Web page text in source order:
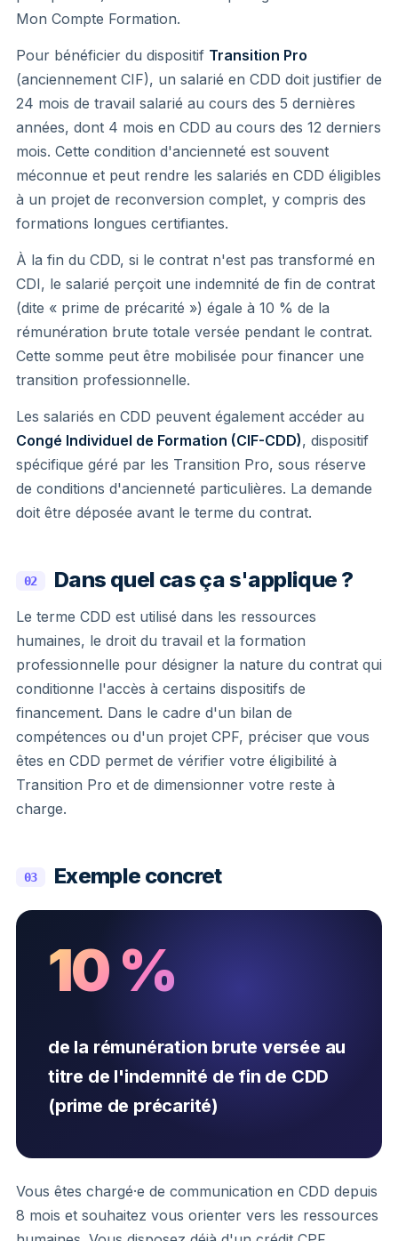
Mon Compte Formation.
Pour bénéficier du dispositif Transition Pro
(anciennement CIF), un salarié en CDD doit justifier de
24 mois de travail salarié au cours des 5 dernières
années, dont 4 mois en CDD au cours des 12 derniers
mois. Cette condition d'ancienneté est souvent
méconnue et peut rendre les salariés en CDD éligibles
à un projet de reconversion complet, y compris des
formations longues certifiantes.
À la fin du CDD, si le contrat n'est pas transformé en
CDI, le salarié perçoit une indemnité de fin de contrat
(dite « prime de précarité ») égale à 10 % de la
rémunération brute totale versée pendant le contrat.
Cette somme peut être mobilisée pour financer une
transition professionnelle.
Les salariés en CDD peuvent également accéder au
Congé Individuel de Formation (CIF-CDD), dispositif
spécifique géré par les Transition Pro, sous réserve
de conditions d'ancienneté particulières. La demande
doit être déposée avant le terme du contrat.
02 Dans quel cas ça s'applique ?
Le terme CDD est utilisé dans les ressources
humaines, le droit du travail et la formation
professionnelle pour désigner la nature du contrat qui
conditionne l'accès à certains dispositifs de
financement. Dans le cadre d'un bilan de
compétences ou d'un projet CPF, préciser que vous
êtes en CDD permet de vérifier votre éligibilité à
Transition Pro et de dimensionner votre reste à
charge.
03 Exemple concret
10 %
de la rémunération brute versée au
titre de l'indemnité de fin de CDD
(prime de précarité)
Vous êtes chargé·e de communication en CDD depuis
8 mois et souhaitez vous orienter vers les ressources